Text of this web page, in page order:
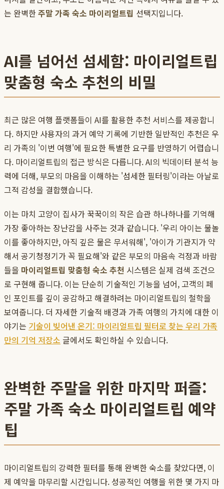
는 완벽한주말 가족 숙소 마이리얼트립 선택지입니다.
AI를 넘어선 섬세함: 마이리얼트립
맞춤형 숙소 추천의 비밀
최근 많은 여행 플랫폼들이 AI를 활용한 추천 서비스를 제공합니
다. 하지만 사용자의 과거 예약 기록에 기반한 일반적인 추천은 우
리 가족의 '이번 여행'에 필요한 특별한 요구를 반영하기 어렵습니
다. 마이리얼트립의 접근 방식은 다릅니다. AI의 빅데이터 분석 능
력에 더해, 부모의 마음을 이해하는 '섬세한 필터링'이라는 아날로
그적 감성을 결합했습니다.
이는 마치 고양이 집사가 꾹꾹이의 작은 습관 하나하나를 기억해
가장 좋아하는 장난감을 사주는 것과 같습니다. '우리 아이는 물놀
이를 좋아하지만, 아직 깊은 물은 무서워해', '아이가 기관지가 약
해서 공기청정기가 꼭 필요해'와 같은 부모의 마음속 걱정과 바람
들을 마이리얼트립 맞춤형 숙소 추천 시스템은 실제 검색 조건으
로 구현해 줍니다. 이는 단순히 기술적인 기능을 넘어, 고객의 페
인 포인트를 깊이 공감하고 해결하려는 마이리얼트립의 철학을
보여줍니다. 더 자세한 기술적 배경과 가족 여행의 가치에 대한 이
야기는 기술이 빚어낸 온기: 마이리얼트립 필터로 찾는 우리 가족
만의 기억 저장소 글에서도 확인하실 수 있습니다.
완벽한 주말을 위한 마지막 퍼즐:
주말 가족 숙소 마이리얼트립 예약
팁
마이리얼트립의 강력한 필터를 통해 완벽한 숙소를 찾았다면, 이
제 예약을 마무리할 시간입니다. 성공적인 여행을 위한 몇 가지 마